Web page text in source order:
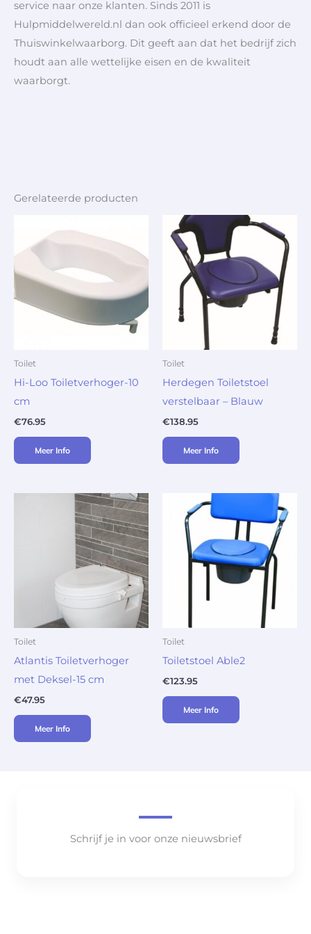
service naar onze klanten. Sinds 2011 is
Hulpmiddelwereld.nl dan ook officieel erkend door de
Thuiswinkelwaarborg. Dit geeft aan dat het bedrijf zich
houdt aan alle wettelijke eisen en de kwaliteit
waarborgt.
Gerelateerde producten
Toilet
Hi-Loo Toiletverhoger-10
cm
€76.95
Meer Info
Toilet
Herdegen Toiletstoel
verstelbaar – Blauw
€138.95
Meer Info
Toilet
Atlantis Toiletverhoger
met Deksel-15 cm
€47.95
Meer Info
Toilet
Toiletstoel Able2
€123.95
Meer Info
Schrijf je in voor onze nieuwsbrief